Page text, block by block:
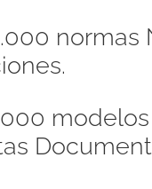
normas